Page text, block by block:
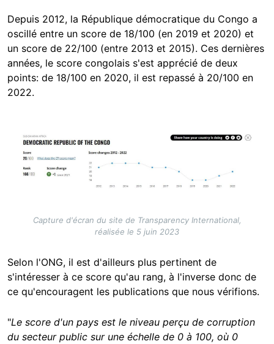
Depuis 2012, la République démocratique du Congo a
oscillé entre un score de 18/100 (en 2019 et 2020) et
un score de 22/100 (entre 2013 et 2015). Ces dernières
années, le score congolais s'est apprécié de deux
points: de 18/100 en 2020, il est repassé à 20/100 en
2022.
Image
Capture d'écran du site de Transparency International,
réalisée le 5 juin 2023
Selon l'ONG, il est d'ailleurs plus pertinent de
s'intéresser à ce score qu'au rang, à l'inverse donc de
ce qu'encouragent les publications que nous vérifions.
"Le score d'un pays est le niveau perçu de corruption
du secteur public sur une échelle de 0 à 100, où 0